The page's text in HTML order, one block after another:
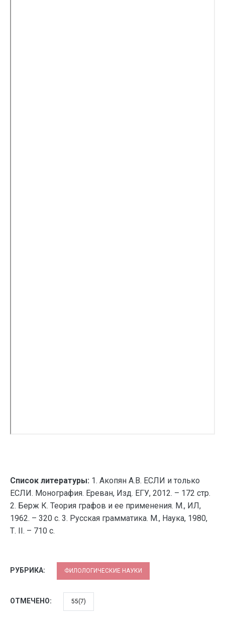
Список литературы: 1. Акопян А.В. ЕСЛИ и только
ЕСЛИ. Монография. Ереван, Изд. ЕГУ, 2012. – 172 стр.
2. Берж К. Теория графов и ее применения. М., ИЛ,
1962. – 320 с. 3. Русская грамматика. М., Наука, 1980,
Т. II. – 710 с.
РУБРИКА: ФИЛОЛОГИЧЕСКИЕ НАУКИ
ОТМЕЧЕНО: 55(7)